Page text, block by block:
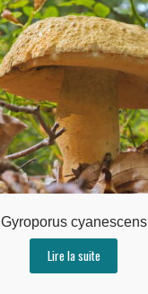
Gyroporus cyanescens
Lire la suite